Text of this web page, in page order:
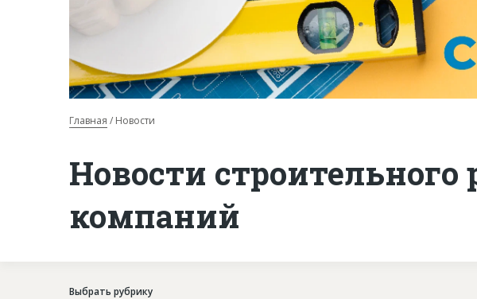
Главная Новости
Новости
компаний
Выбрать рубрику